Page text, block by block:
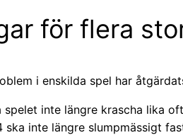
för flera
i enskilda spel har
spelet inte längre krascha lika
ska inte längre slumpmässigt